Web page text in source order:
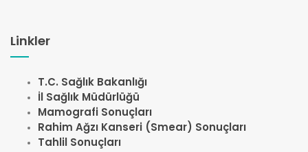
Linkler
T.C. Sağlık Bakanlığı
İl Sağlık Müdürlüğü
Mamografi Sonuçları
Rahim Ağzı Kanseri (Smear) Sonuçları
Tahlil Sonuçları